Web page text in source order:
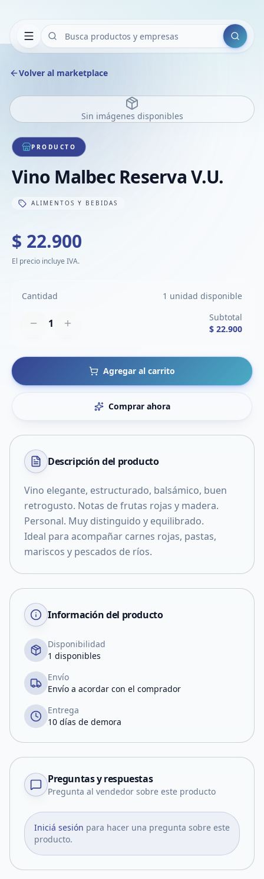
Buscar
Volver al marketplace
Sin imágenes disponibles
PRODUCTO
Vino Malbec Reserva V.U.
ALIMENTOS Y BEBIDAS
$ 22.900
El precio incluye IVA.
Cantidad 1 unidad disponible
1
Subtotal
$ 22.900
Agregar al carrito
Comprar ahora
Descripción del producto
Vino elegante, estructurado, balsámico, buen
retrogusto. Notas de frutas rojas y madera.
Personal. Muy distinguido y equilibrado.
Ideal para acompañar carnes rojas, pastas,
mariscos y pescados de ríos.
Información del producto
Disponibilidad
1 disponibles
Envío
Envío a acordar con el comprador
Entrega
10 días de demora
Preguntas y respuestas
Pregunta al vendedor sobre este producto
Iniciá sesión para hacer una pregunta sobre este
producto.